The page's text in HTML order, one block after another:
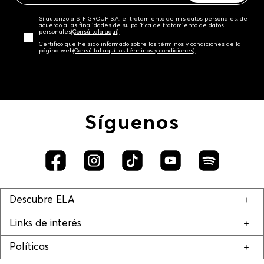
Sí autorizo a STF GROUP S.A. el tratamiento de mis datos personales, de
acuerdo a las finalidades de su política de tratamiento de datos
personales‎(Consúltala aquí)
Certifico que he sido informado sobre los términos y condiciones de la
página web‎(Consúltal aquí los términos y condiciones)
Síguenos
Descubre ELA
Links de interés
Políticas